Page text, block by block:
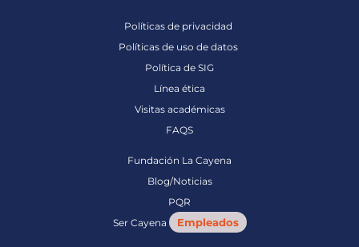
Políticas de privacidad
Políticas de uso de datos
Política de SIG
Línea ética
Visitas académicas
FAQS
Fundación La Cayena
Blog/Noticias
PQR
Ser Cayena
Empleados